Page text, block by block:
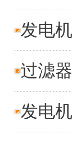
发电
过滤
发电